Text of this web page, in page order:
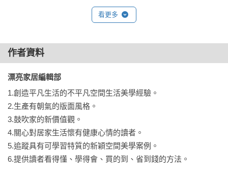
看更多
作者資料
漂亮家居編輯部
1.創造平凡生活的不平凡空間生活美學經驗。
2.生產有朝氣的版面風格。
3.鼓吹家的新價值觀。
4.關心對居家生活懷有健康心情的讀者。
5.追蹤具有可學習特質的新穎空間美學案例。
6.提供讀者看得懂、學得會、買的到、省到錢的方法。